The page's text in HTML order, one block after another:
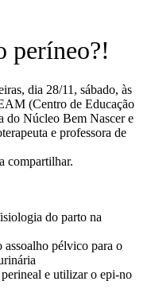
períneo?!
dia 28/11, sábado, às
(Centro de Educação
do Núcleo Bem Nascer e
e professora de
compartilhar.
do parto na
pélvico para o
e utilizar o epi-no